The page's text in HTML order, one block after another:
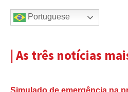
Portuguese
| As três notícias
Simulado de emergência na